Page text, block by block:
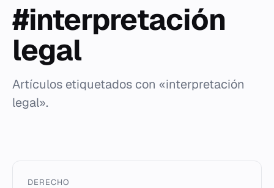
#interpretación
legal
Artículos etiquetados con «interpretación
legal».
DERECHO